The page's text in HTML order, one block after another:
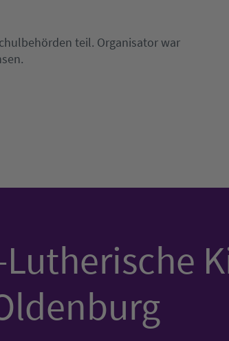
teil. Organisator war